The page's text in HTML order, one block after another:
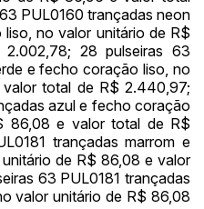
PUL0160 trançadas neon
no valor unitário de R$
28 pulseiras 63
e fecho coração liso, no
total de R$ 2.440,97;
azul e fecho coração
86,08 e valor total de R$
trançadas marrom e
de R$ 86,08 e valor
63 PUL0181 trançadas
valor unitário de R$ 86,08
TIAGOFELIPE R$ 1,00
TIAGOFELIPE R$ 1,00